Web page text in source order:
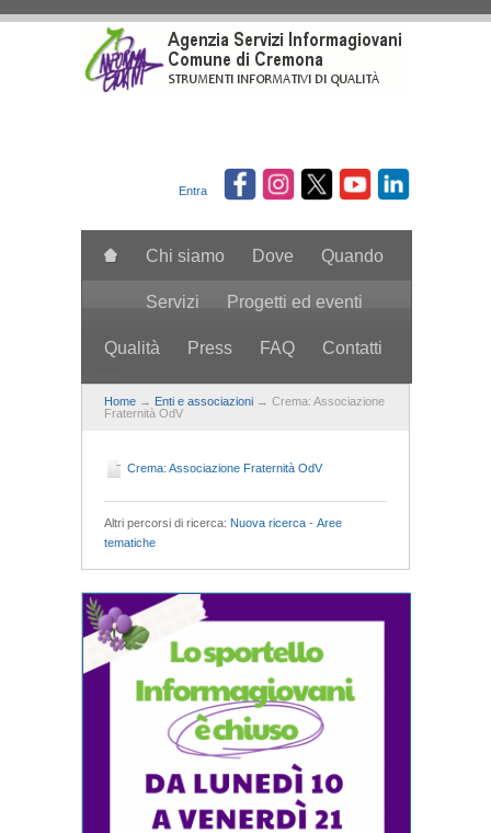
Entra
Chi siamo Dove Quando
Servizi Progetti ed eventi
Qualità Press FAQ Contatti
Home → Enti e associazioni → Crema: Associazione
Fraternità OdV
Crema: Associazione Fraternità OdV
Altri percorsi di ricerca: Nuova ricerca - Aree
tematiche